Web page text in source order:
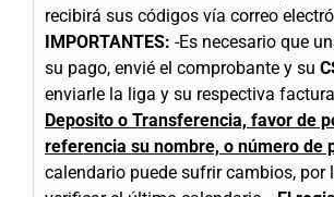
recibirá sus códigos vía correo
IMPORTANTES: -Es necesario que
su pago, envié el comprobante y su
enviarle la liga y su respectiva
Deposito o Transferencia, favor de
referencia su nombre, o número de
calendario puede sufrir cambios, por